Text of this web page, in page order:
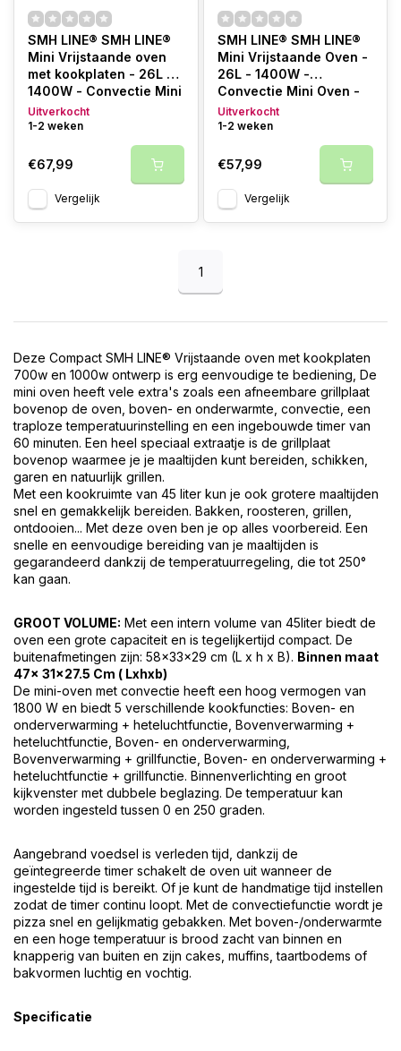
bakvormen luchtig en vochtig.
Specificatie
Inhoud: 45 liter
kookplaat 1000w
Boven-/onderwarmte
Convectie
Bakken, roosteren, grillen, ontdooien
Eenvoudige bediening
Groot kijkvenster
Instelbare timer met signaal tot 60 min
SMH LINE® SMH LINE®
Mini Vrijstaande oven
met kookplaten - 26L -
1400W - Convectie Mini
Oven - Geëmailleerde
Holte - Zwart
Uitverkocht
1-2 weken
€67,99
Vergelijk
SMH LINE® SMH LINE®
Mini Vrijstaande Oven -
26L - 1400W -
Convectie Mini Oven -
Geëmailleerde Holte -
Zwart
Uitverkocht
1-2 weken
€57,99
Vergelijk
1
Deze Compact SMH LINE® Vrijstaande oven met kookplaten
700w en 1000w ontwerp is erg eenvoudige te bediening, De
mini oven heeft vele extra's zoals een afneembare grillplaat
bovenop de oven, boven- en onderwarmte, convectie, een
traploze temperatuurinstelling en een ingebouwde timer van
60 minuten. Een heel speciaal extraatje is de grillplaat
bovenop waarmee je je maaltijden kunt bereiden, schikken,
garen en natuurlijk grillen.
Met een kookruimte van 45 liter kun je ook grotere maaltijden
snel en gemakkelijk bereiden. Bakken, roosteren, grillen,
ontdooien... Met deze oven ben je op alles voorbereid. Een
snelle en eenvoudige bereiding van je maaltijden is
gegarandeerd dankzij de temperatuurregeling, die tot 250°
kan gaan.
GROOT VOLUME: Met een intern volume van 45liter biedt de
oven een grote capaciteit en is tegelijkertijd compact. De
buitenafmetingen zijn: 58x33x29 cm (L x h x B). Binnen maat
47x 31x27.5 Cm ( Lxhxb)
De mini-oven met convectie heeft een hoog vermogen van
1800 W en biedt 5 verschillende kookfuncties: Boven- en
onderverwarming + heteluchtfunctie, Bovenverwarming +
heteluchtfunctie, Boven- en onderverwarming,
Bovenverwarming + grillfunctie, Boven- en onderverwarming +
heteluchtfunctie + grillfunctie. Binnenverlichting en groot
kijkvenster met dubbele beglazing. De temperatuur kan
worden ingesteld tussen 0 en 250 graden.
Aangebrand voedsel is verleden tijd, dankzij de
geïntegreerde timer schakelt de oven uit wanneer de
ingestelde tijd is bereikt. Of je kunt de handmatige tijd instellen
zodat de timer continu loopt. Met de convectiefunctie wordt je
pizza snel en gelijkmatig gebakken. Met boven-/onderwarmte
en een hoge temperatuur is brood zacht van binnen en
knapperig van buiten en zijn cakes, muffins, taartbodems of
bakvormen luchtig en vochtig.
Specificatie